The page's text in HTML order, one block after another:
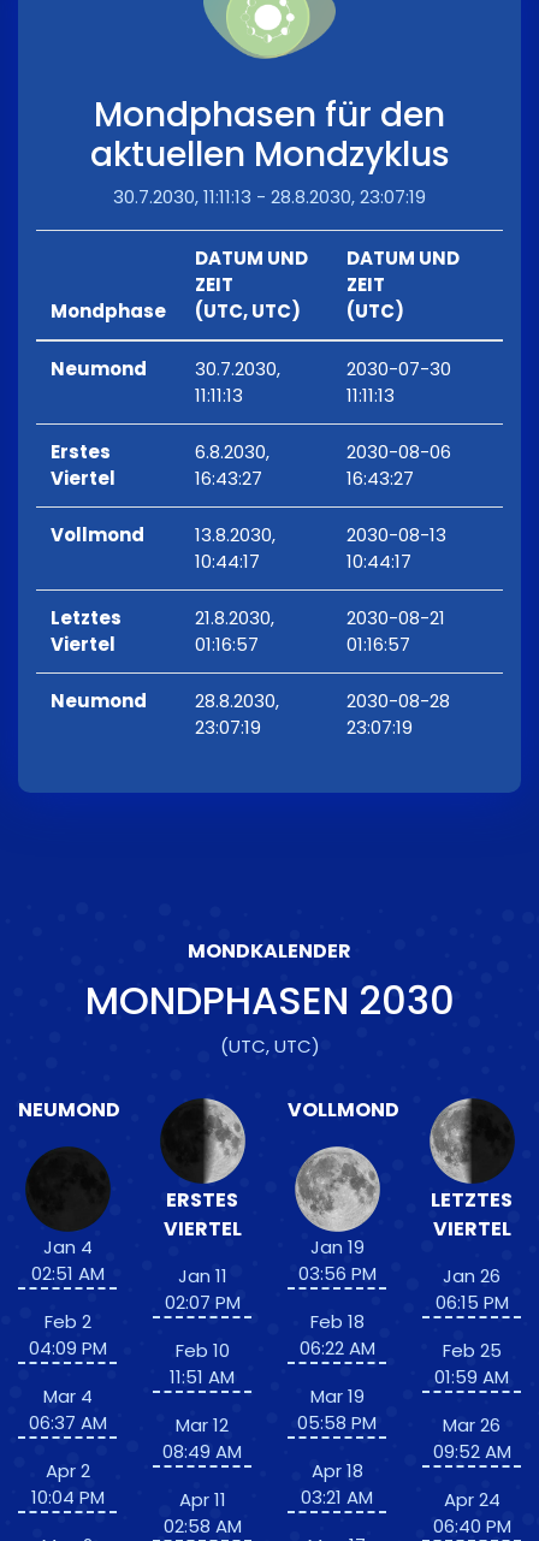
Mondphasen für den
aktuellen Mondzyklus
30.7.2030, 11:11:13 - 28.8.2030, 23:07:19
Mondphase
DATUM UND
ZEIT
(UTC, UTC)
DATUM UND
ZEIT
(UTC)
Neumond
30.7.2030,
11:11:13
2030-07-30
11:11:13
Erstes
Viertel
6.8.2030,
16:43:27
2030-08-06
16:43:27
Vollmond
13.8.2030,
10:44:17
2030-08-13
10:44:17
Letztes
Viertel
21.8.2030,
01:16:57
2030-08-21
01:16:57
Neumond
28.8.2030,
23:07:19
2030-08-28
23:07:19
MONDKALENDER
MONDPHASEN 2030
(UTC, UTC)
NEUMOND
Jan 4
02:51 AM
Feb 2
04:09 PM
Mar 4
06:37 AM
Apr 2
10:04 PM
ERSTES
VIERTEL
Jan 11
02:07 PM
Feb 10
11:51 AM
Mar 12
08:49 AM
Apr 11
02:58 AM
VOLLMOND
Jan 19
03:56 PM
Feb 18
06:22 AM
Mar 19
05:58 PM
Apr 18
03:21 AM
LETZTES
VIERTEL
Jan 26
06:15 PM
Feb 25
01:59 AM
Mar 26
09:52 AM
Apr 24
06:40 PM